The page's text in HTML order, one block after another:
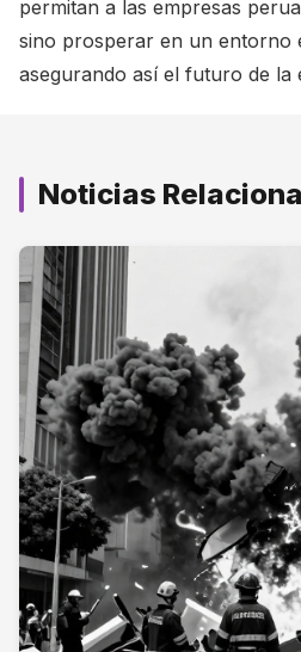
permitan a las empresas
sino prosperar en un entorno
asegurando así el futuro de la
Noticias